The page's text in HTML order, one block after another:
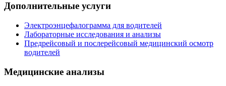
Дополнительные услуги
Электроэнцефалограмма для водителей
Лабораторные исследования и анализы
Предрейсовый и послерейсовый медицинский осмотр
водителей
Медицинские анализы